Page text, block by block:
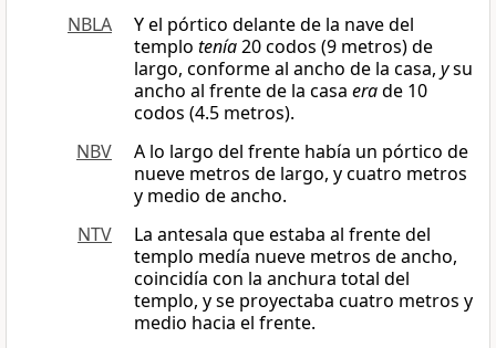
NBLA
Y el pórtico delante de la nave del
templo tenía20 codos (9 metros) de
largo, conforme al ancho de la casa, ysu
ancho al frente de la casa erade 10
codos (4.5 metros).
NBV
A lo largo del frente había un pórtico de
nueve metros de largo, y cuatro metros
y medio de ancho.
NTV
La antesala que estaba al frente del
templo medía nueve metros de ancho,
coincidía con la anchura total del
templo, y se proyectaba cuatro metros y
medio hacia el frente.